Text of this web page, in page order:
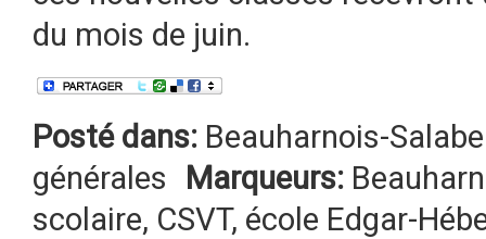
du mois de juin.
Posté dans: Beauharnois-
générales
Marqueurs:
scolaire, CSVT, école Edgar-